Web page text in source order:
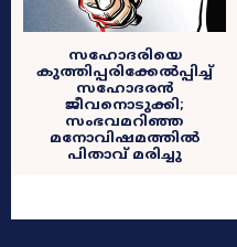
സഹോദരിയെ
കുത്തിപ്പരിക്കേൽപ്പിച്ച്
സഹോദരൻ
ജീവനൊടുക്കി;
സംഭവമറിഞ്ഞ
മനോവിഷമത്തിൽ
പിതാവ് മരിച്ചു